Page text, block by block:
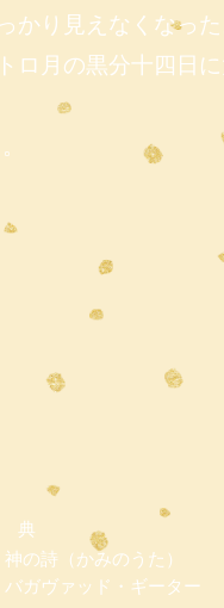
り見えなくなった
ロ月の黒分十四日
典
神の詩（かみのうた）
バガヴァッド・ギーター